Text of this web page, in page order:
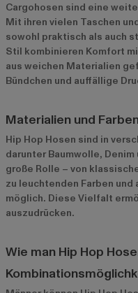
Cargohosen sind eine
Mit ihren vielen Taschen
sowohl praktisch als auch
Stil kombinieren Komfort
aus weichen Materialien
Bündchen und auffällige
Materialien und
Hip Hop Hosen sind in
darunter Baumwolle,
große Rolle – von
zu leuchtenden Farben
möglich. Diese Vielfalt
auszudrücken.
Wie man Hip Hop